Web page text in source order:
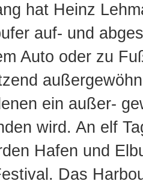
hat Heinz
auf- und
Auto oder zu
ein außer-
wird. An elf
Hafen und
Das